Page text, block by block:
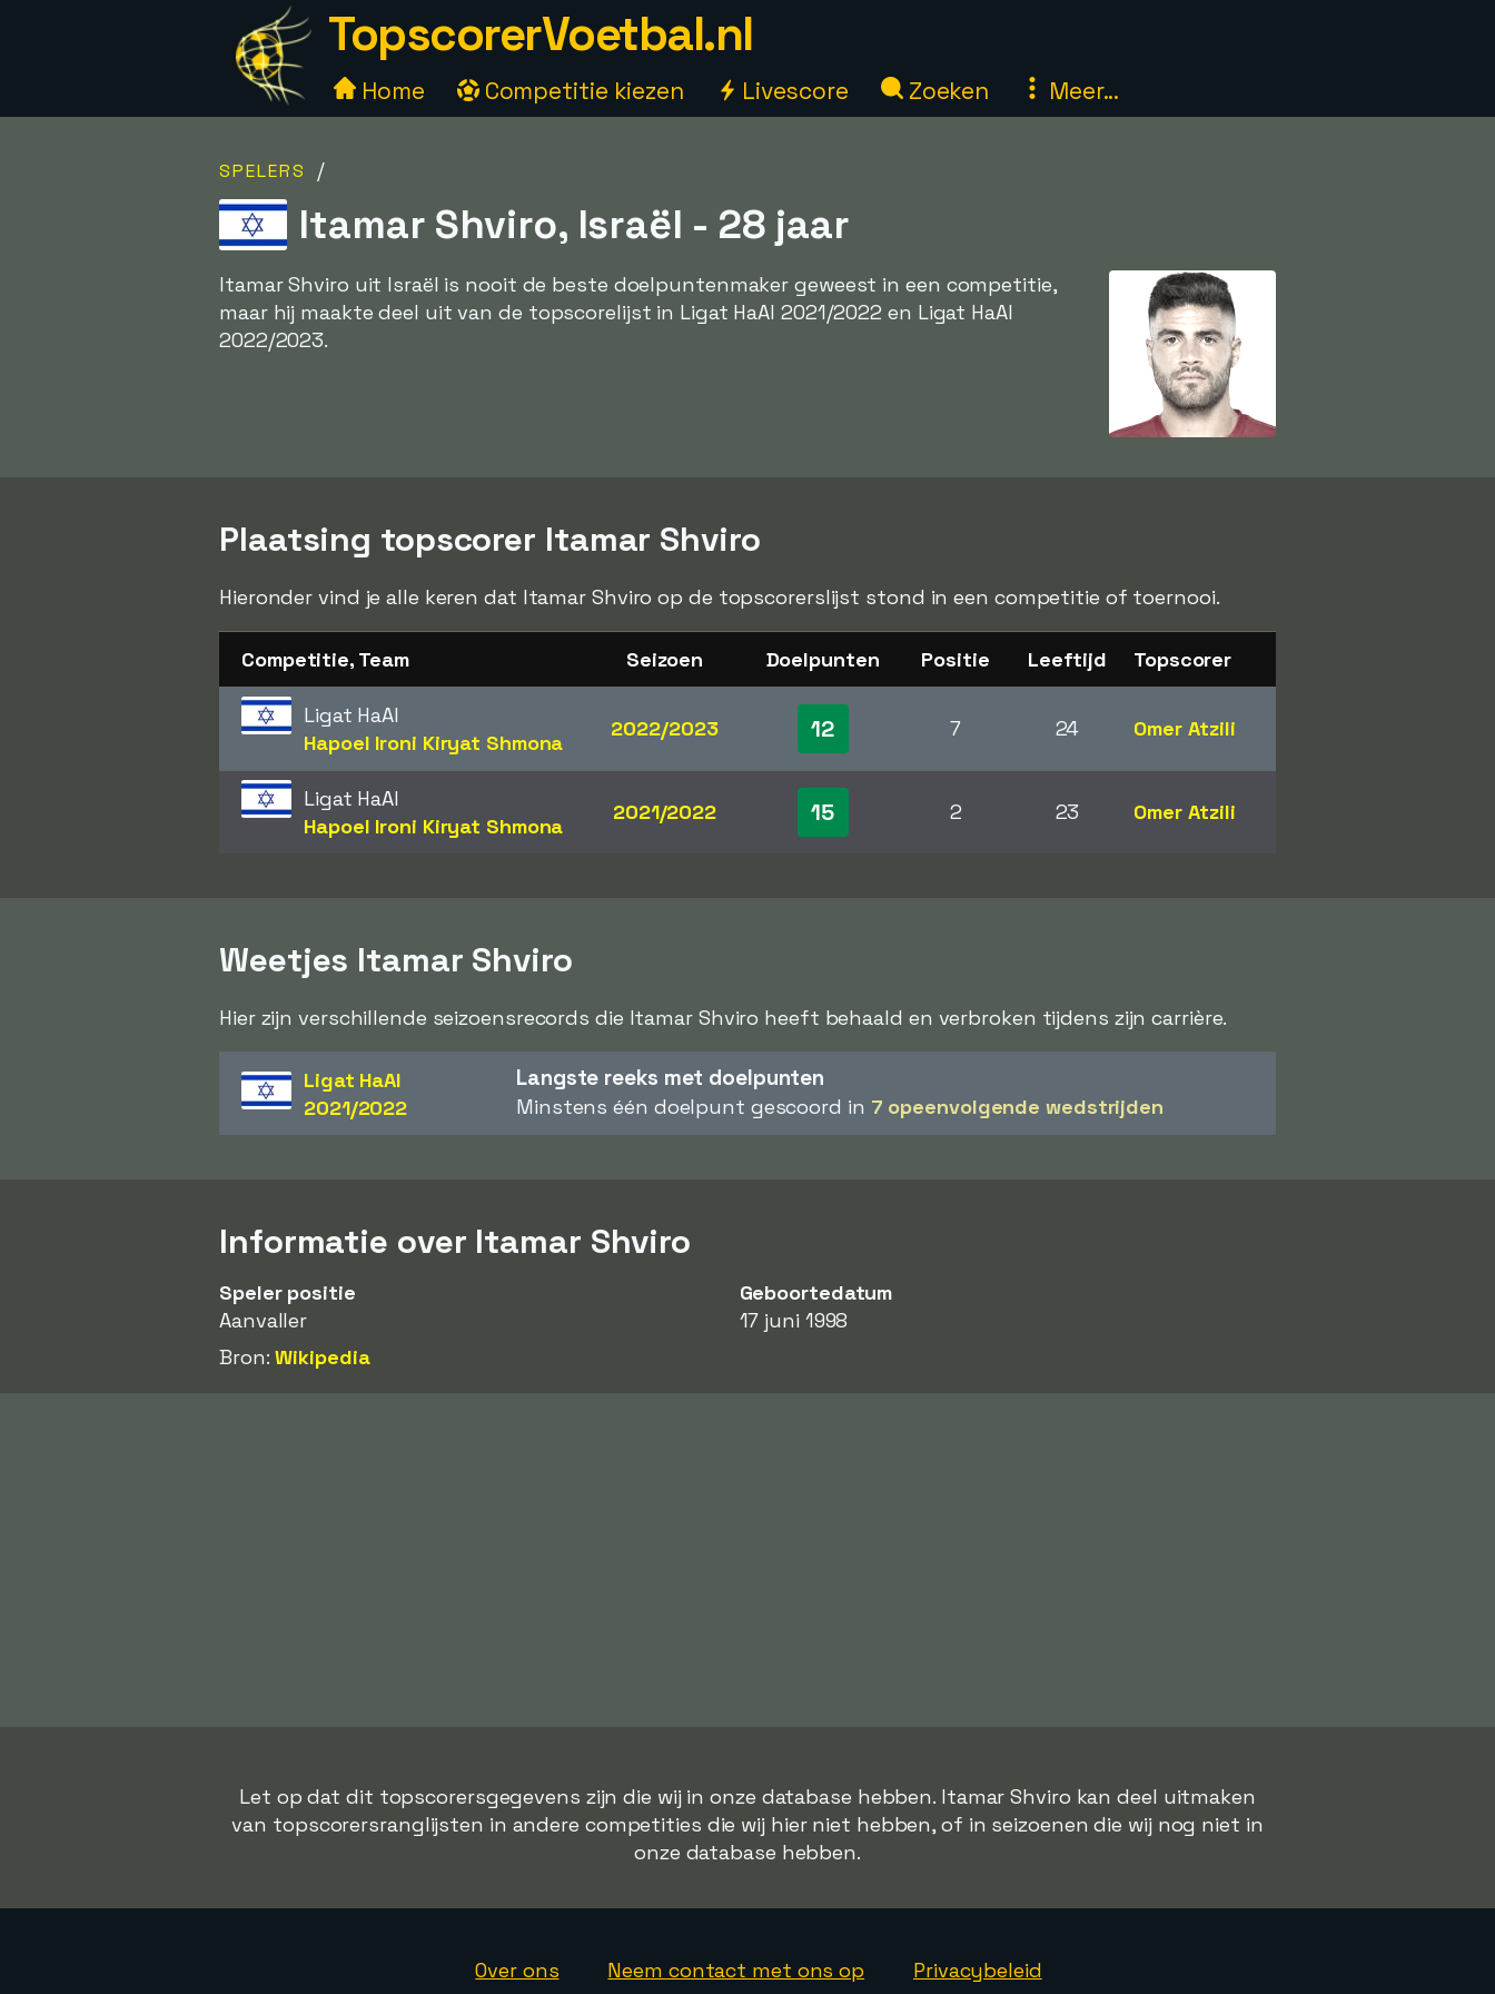
TopscorerVoetbal.nl
Home Competitie kiezen Livescore Zoeken Meer...
SPELERS /
Itamar Shviro, Israël - 28 jaar
Itamar Shviro uit Israël is nooit de beste doelpuntenmaker geweest in een competitie,
maar hij maakte deel uit van de topscorelijst in Ligat HaAl 2021/2022 en Ligat HaAl
2022/2023.
Plaatsing topscorer Itamar Shviro
Hieronder vind je alle keren dat Itamar Shviro op de topscorerslijst stond in een competitie of toernooi.
Competitie, Team Seizoen Doelpunten Positie Leeftijd Topscorer
Ligat HaAl
Hapoel Ironi Kiryat Shmona
2022/2023 12 7 24 Omer Atzili
Ligat HaAl
Hapoel Ironi Kiryat Shmona
2021/2022 15 2 23 Omer Atzili
Weetjes Itamar Shviro
Hier zijn verschillende seizoensrecords die Itamar Shviro heeft behaald en verbroken tijdens zijn carrière.
Ligat HaAl
2021/2022
Langste reeks met doelpunten
Minstens één doelpunt gescoord in 7 opeenvolgende wedstrijden
Informatie over Itamar Shviro
Speler positie
Aanvaller
Geboortedatum
17 juni 1998
Bron:Wikipedia
Let op dat dit topscorersgegevens zijn die wij in onze database hebben. Itamar Shviro kan deel uitmaken
van topscorersranglijsten in andere competities die wij hier niet hebben, of in seizoenen die wij nog niet in
onze database hebben.
Over ons Neem contact met ons op Privacybeleid